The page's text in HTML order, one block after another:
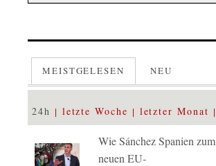
MEISTGELESEN NEU
24h letzte Woche letzter Monat
Wie Sánchez Spanien zum
neuen EU-